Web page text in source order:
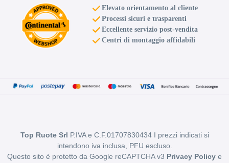
Elevato orientamento al cliente
Processi sicuri e trasparenti
Eccellente servizio post-vendita
Centri di montaggio affidabili
Top Ruote Srl P.IVA e C.F.01707830434 I prezzi indicati si
intendono iva inclusa, PFU escluso.
Questo sito è protetto da Google reCAPTCHA v3 Privacy Policy e